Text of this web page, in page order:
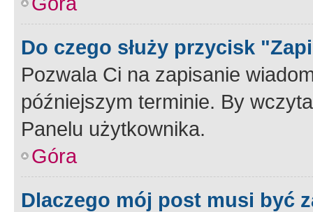
Do czego służy przycisk
Pozwala Ci na zapisanie
późniejszym terminie. By
Panelu użytkownika.
Góra
Dlaczego mój post musi być